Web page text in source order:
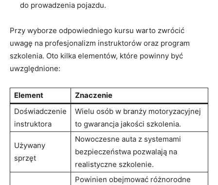
do prowadzenia pojazdu.
Przy wyborze odpowiedniego kursu warto zwrócić
uwagę na profesjonalizm instruktorów oraz program
⁢szkolenia. Oto kilka elementów, które powinny być​
uwzględnione:
Element
Znaczenie
Doświadczenie
instruktora
Wielu osób w branży motoryzacyjnej
to gwarancja ⁣jakości szkolenia.
Używany
sprzęt
Nowoczesne auta z systemami
bezpieczeństwa pozwalają na
realistyczne ⁣szkolenie.
Powinien obejmować różnorodne